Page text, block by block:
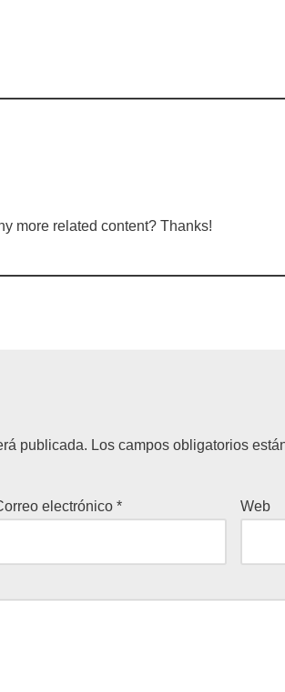
more related content? Thanks!
publicada. Los campos obligatorios
electrónico * Web